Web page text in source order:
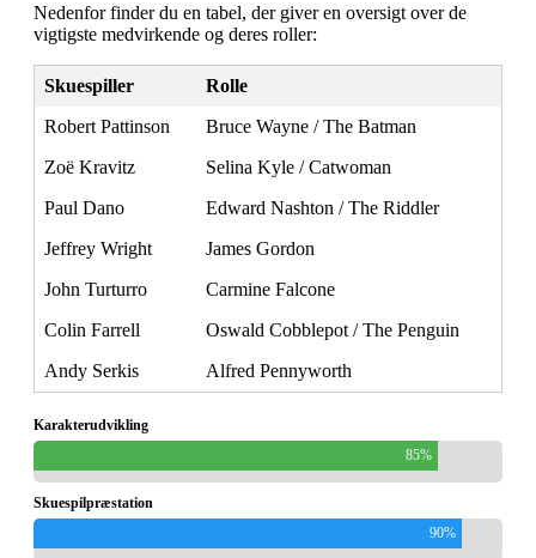
Nedenfor finder du en tabel, der giver en oversigt over de
vigtigste medvirkende og deres roller:
Skuespiller
Rolle
Robert Pattinson
Bruce Wayne / The Batman
Zoë Kravitz
Selina Kyle / Catwoman
Paul Dano
Edward Nashton / The Riddler
Jeffrey Wright
James Gordon
John Turturro
Carmine Falcone
Colin Farrell
Oswald Cobblepot / The Penguin
Andy Serkis
Alfred Pennyworth
Karakterudvikling
85%
Skuespilpræstation
90%